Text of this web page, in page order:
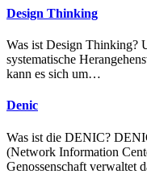
Design Thinking
Was ist Design Thinking?
systematische
kann es sich um…
Denic
Was ist die DENIC?
(Network Information
Genossenschaft verwaltet